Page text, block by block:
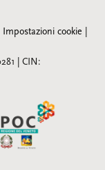
Impostazioni cookie
CIN: